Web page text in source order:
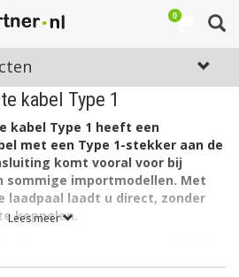
0
kabel Type 1
kabel Type 1 heeft een
met een Type 1-stekker aan de
komt vooral voor bij
sommige importmodellen. Met
laadpaal laadt u direct, zonder
koppelen.
Lees meer